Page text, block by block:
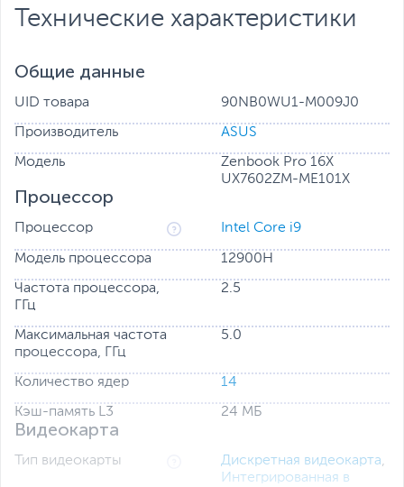
Zenbook Pro 16X OLED – это
бескомпромиссный ноутбук для
продуктивной творческой работы,
выполненный в металлическом корпусе с
оригинальным дизайном. В его
конфигурацию входят процессор Intel 12-го
поколения и видеокарта NVIDIA GeForce
RTX 3060, за стабильную работу которых
отвечает эксклюзивная система
охлаждения с механизмом AAS Ultra: при
Технические характеристики
Общие данные
UID товара 90NB0WU1-M009J0
Производитель ASUS
Модель
Zenbook Pro 16X
UX7602ZM-ME101X
Процессор
Процессор Intel Core i9
Модель процессора 12900H
Частота процессора,
ГГц
2.5
Максимальная частота
процессора, ГГц
5.0
Количество ядер 14
Кэш-память L3 24 МБ
Видеокарта
Тип видеокарты Дискретная видеокарта,
Интегрированная в